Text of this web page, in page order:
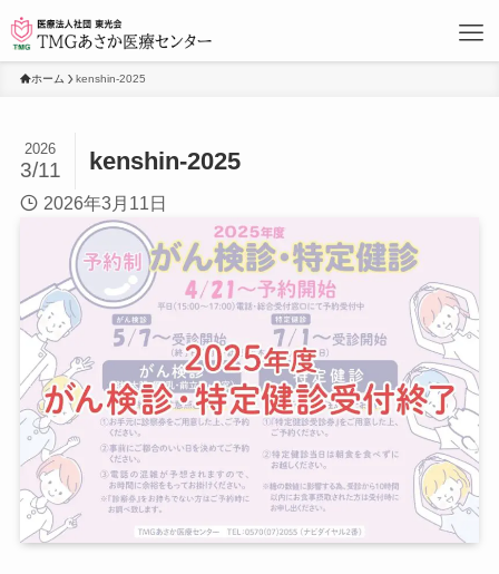
ホーム kenshin-2025
kenshin-2025
2026
3/11
2026年3月11日